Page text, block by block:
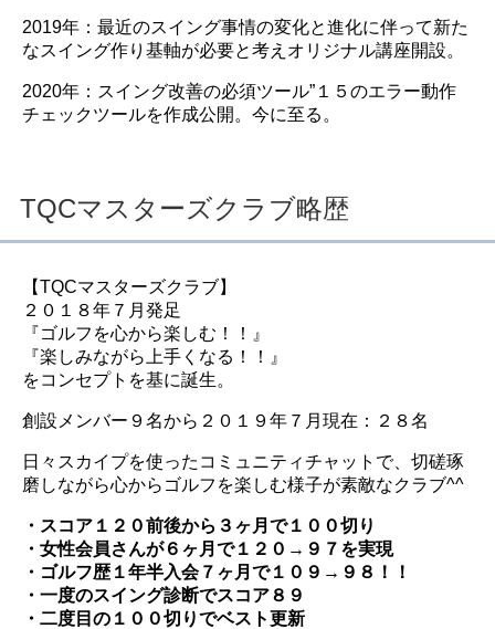
2019年：最近のスイング事情の変化と進化に伴って新た
なスイング作り基軸が必要と考えオリジナル講座開設。
2020年：スイング改善の必須ツール”１５のエラー動作
チェックツールを作成公開。今に至る。
TQCマスターズクラブ略歴
【TQCマスターズクラブ】
２０１８年７月発足
『ゴルフを心から楽しむ！！』
『楽しみながら上手くなる！！』
をコンセプトを基に誕生。
創設メンバー９名から２０１９年７月現在：２８名
日々スカイプを使ったコミュニティチャットで、切磋琢
磨しながら心からゴルフを楽しむ様子が素敵なクラブ^^
・スコア１２０前後から３ヶ月で１００切り
・女性会員さんが６ヶ月で１２０→９７を実現
・ゴルフ歴１年半入会７ヶ月で１０９→９８！！
・一度のスイング診断でスコア８９
・二度目の１００切りでベスト更新